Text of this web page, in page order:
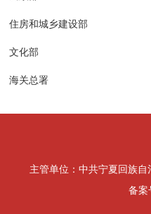
住房和城乡建设部
文化部
海关总署
主管单位：中共宁夏回族自
备案